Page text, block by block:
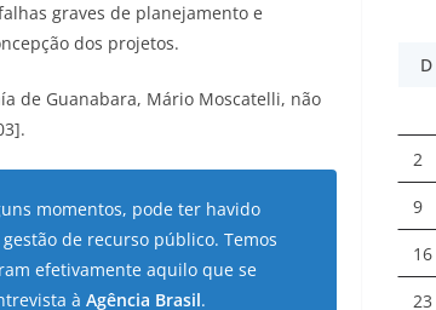
graves de planejamento e
dos projetos.
de Guanabara, Mário Moscatelli, não
momentos, pode ter havido
de recurso público. Temos
efetivamente aquilo que se
à Agência Brasil.
D
2
9
16
23